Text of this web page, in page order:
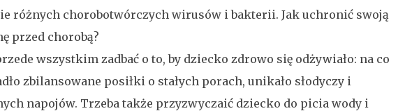
różnych chorobotwórczych wirusów i bakterii. Jak uchronić swoją
przed chorobą?
wszystkim zadbać o to, by dziecko zdrowo się odżywiało: na co
zbilansowane posiłki o stałych porach, unikało słodyczy i
napojów. Trzeba także przyzwyczaić dziecko do picia wody i